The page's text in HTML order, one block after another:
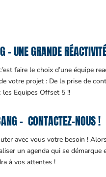
– UNE GRANDE
faire le choix d’une équipe
votre projet : De la prise de
les Equipes Offset 5 !!
– CONTACTEZ-NOUS !
avec vous votre besoin !
un agenda qui se démarque
à vos attentes !